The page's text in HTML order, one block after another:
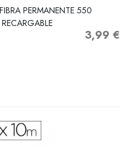
PERMANENTE 550
Precio
3,99 €